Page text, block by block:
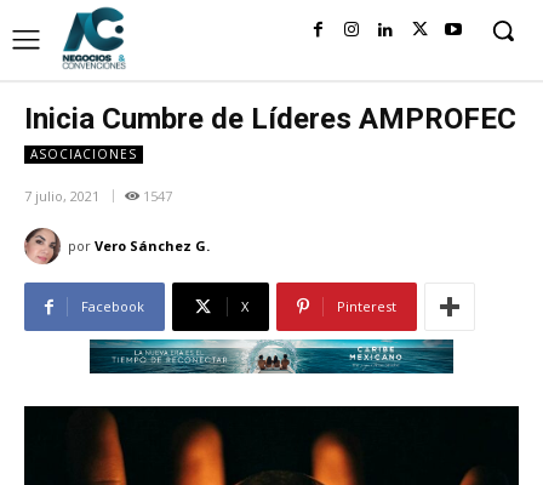
Inicia Cumbre de Líderes AMPROFEC
ASOCIACIONES
7 julio, 2021 1547
por Vero Sánchez G.
Facebook X Pinterest